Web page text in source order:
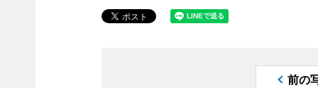
前の